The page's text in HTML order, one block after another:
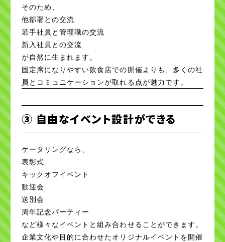
そのため、
他部署との交流
若手社員と管理職の交流
新入社員との交流
が自然に生まれます。
固定席になりやすい飲食店での開催よりも、多くの社
員とコミュニケーションが取れる点が魅力です。
③ 自由なイベント設計ができる
ケータリングなら、
表彰式
キックオフイベント
歓迎会
送別会
周年記念パーティー
など様々なイベントと組み合わせることができます。
企業文化や目的に合わせたオリジナルイベントを開催